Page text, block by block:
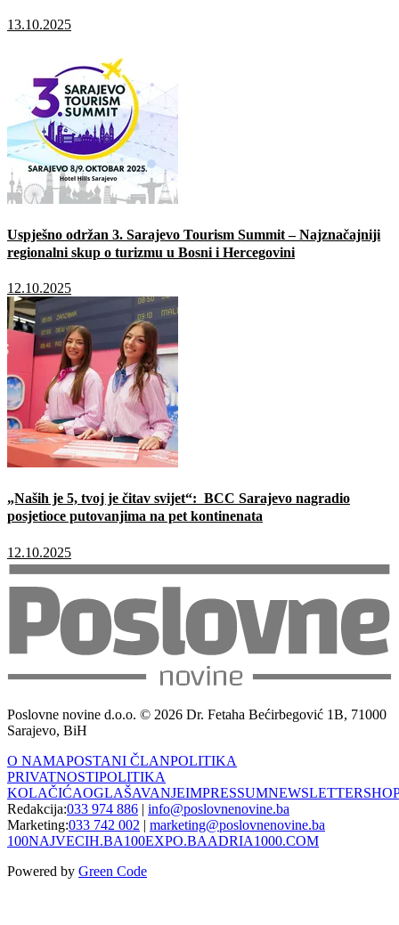
13.10.2025
Uspješno održan 3. Sarajevo Tourism Summit – Najznačajniji
regionalni skup o turizmu u Bosni i Hercegovini
12.10.2025
„Naših je 5, tvoj je čitav svijet“: BCC Sarajevo nagradio
posjetioce putovanjima na pet kontinenata
12.10.2025
Poslovne novine d.o.o. © 2026 Dr. Fetaha Bećirbegović 1B, 71000
Sarajevo, BiH
O NAMAPOSTANI ČLANPOLITIKA
PRIVATNOSTIPOLITIKA
KOLAČIĆAOGLAŠAVANJEIMPRESSUMNEWSLETTER
Redakcija:033 974 886 | info@poslovnenovine.ba
Marketing:033 742 002 | marketing@poslovnenovine.ba
100NAJVECIH.BA100EXPO.BAADRIA1000.COM
Powered by Green Code